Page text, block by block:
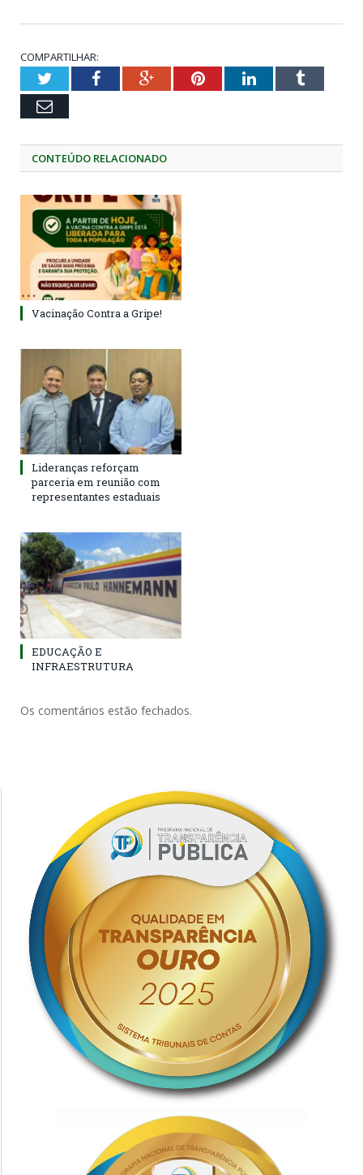
COMPARTILHAR:
TwitterFacebookGoogle+PinterestLinkedInTumblr
Email
CONTEÚDO RELACIONADO
Vacinação Contra a Gripe!
Lideranças reforçam
parceria em reunião com
representantes estaduais
EDUCAÇÃO E
INFRAESTRUTURA
Os comentários estão fechados.